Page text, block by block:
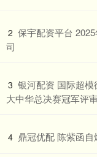
2 保宇配资平台
司
3 银河配资 国际超
大中华总决赛冠军评审
4 鼎冠优配 陈紫函